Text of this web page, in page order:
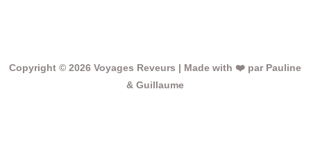
Copyright © 2026 Voyages Reveurs | Made with ❤️ par Pauline
& Guillaume